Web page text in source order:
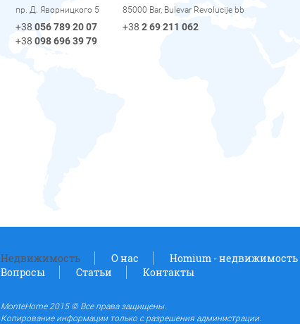
пр. Д. Яворницкого 5
+38 056 789 20 07
+38 098 696 39 79
85000 Bar, Bulevar Revolucije bb
+38 2 69 211 062
Недвижимость О нас Homium - недвижимость
Вопросы
Статьи Контакты
MonteHome 2015 © Все права защищены.
Копирование информации только с разрешения администрации.